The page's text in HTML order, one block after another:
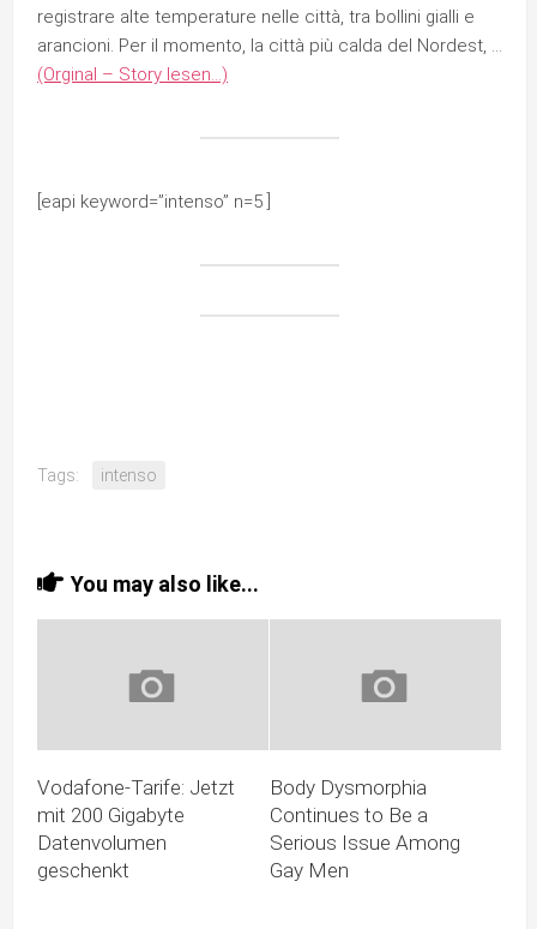
registrare alte temperature nelle città, tra bollini gialli e
arancioni. Per il momento, la città più calda del Nordest, …
(Orginal – Story lesen…)
[eapi keyword=”intenso” n=5 ]
Tags: intenso
You may also like...
Vodafone-Tarife: Jetzt
mit 200 Gigabyte
Datenvolumen
geschenkt
Body Dysmorphia
Continues to Be a
Serious Issue Among
Gay Men